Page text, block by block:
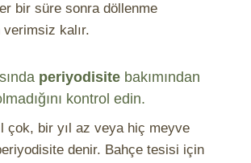
bir süre sonra döllenme
verimsiz kalır.
periyodisite bakımından
kontrol edin.
çok, bir yıl az veya hiç meyve
denir. Bahçe tesisi için